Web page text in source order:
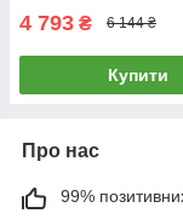
4 793 ₴ 6 144 ₴
Купити
Про нас
99%